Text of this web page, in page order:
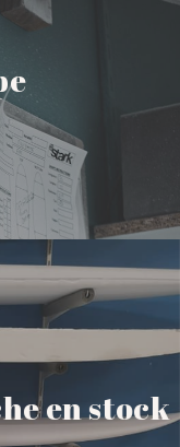
en stock